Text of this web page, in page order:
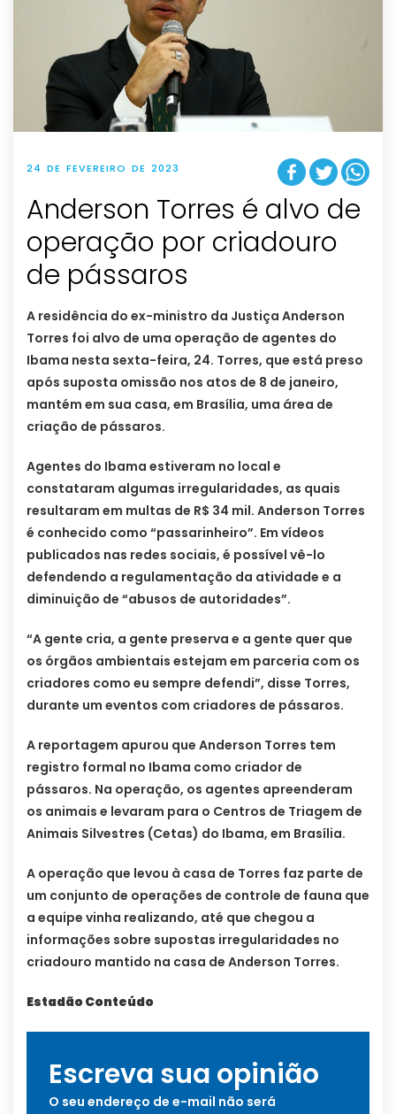
24 DE FEVEREIRO DE 2023
Anderson Torres é alvo de
operação por criadouro
de pássaros
A residência do ex-ministro da Justiça Anderson
Torres foi alvo de uma operação de agentes do
Ibama nesta sexta-feira, 24. Torres, que está preso
após suposta omissão nos atos de 8 de janeiro,
mantém em sua casa, em Brasília, uma área de
criação de pássaros.
Agentes do Ibama estiveram no local e
constataram algumas irregularidades, as quais
resultaram em multas de R$ 34 mil. Anderson Torres
é conhecido como “passarinheiro”. Em vídeos
publicados nas redes sociais, é possível vê-lo
defendendo a regulamentação da atividade e a
diminuição de “abusos de autoridades”.
“A gente cria, a gente preserva e a gente quer que
os órgãos ambientais estejam em parceria com os
criadores como eu sempre defendi”, disse Torres,
durante um eventos com criadores de pássaros.
A reportagem apurou que Anderson Torres tem
registro formal no Ibama como criador de
pássaros. Na operação, os agentes apreenderam
os animais e levaram para o Centros de Triagem de
Animais Silvestres (Cetas) do Ibama, em Brasília.
A operação que levou à casa de Torres faz parte de
um conjunto de operações de controle de fauna que
a equipe vinha realizando, até que chegou a
informações sobre supostas irregularidades no
criadouro mantido na casa de Anderson Torres.
Estadão Conteúdo
Escreva sua opinião
O seu endereço de e-mail não será